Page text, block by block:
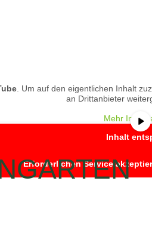
. Um auf den eigentlichen Inhalt
an Drittanbieter
Mehr
Inhalt
Erforderlichen Service